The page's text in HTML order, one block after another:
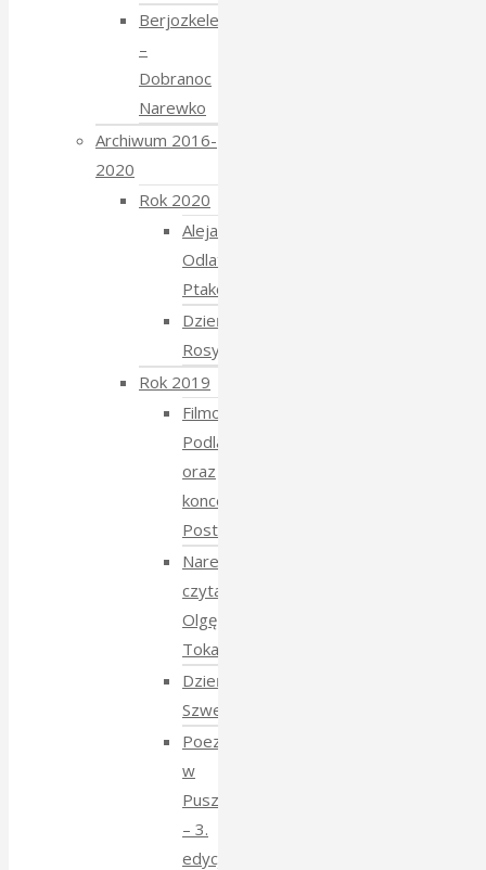
Berjozkele
–
Dobranoc
Narewko
Archiwum 2016-
2020
Rok 2020
Aleja
Odlatujących
Ptaków
Dzień
Rosyjski
Rok 2019
Filmowe
Podlasie
oraz
koncert
Postmana
Narewka
czyta
Olgę
Tokarczuk
Dzień
Szwedzki
Poezja
w
Puszczy
– 3.
edycja